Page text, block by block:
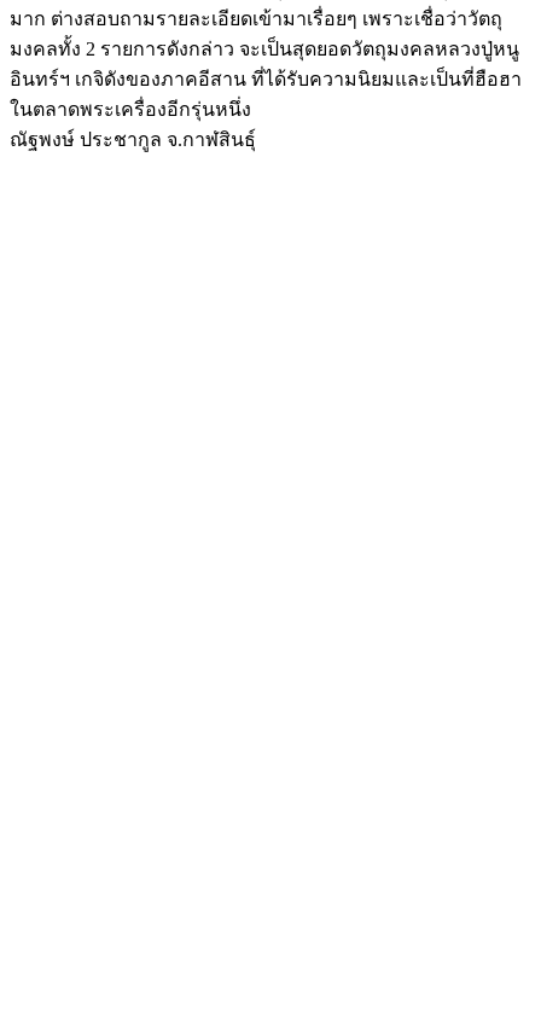
มาก ต่างสอบถามรายละเอียดเข้ามาเรื่อยๆ เพราะเชื่อว่าวัตถุ
มงคลทั้ง 2 รายการดังกล่าว จะเป็นสุดยอดวัตถุมงคลหลวงปู่หนู
อินทร์ฯ เกจิดังของภาคอีสาน ที่ได้รับความนิยมและเป็นที่ฮือฮา
ในตลาดพระเครื่องอีกรุ่นหนึ่ง
ณัฐพงษ์ ประชากูล จ.กาฬสินธุ์